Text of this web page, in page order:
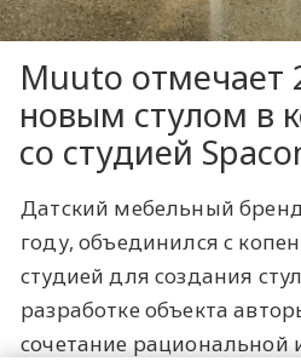
Muuto отмечает
новым стулом в
со студией
Датский мебельный
году, объединился с
студией для создания
разработке объекта
сочетание рациональной